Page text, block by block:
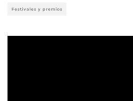
Festivales y premios